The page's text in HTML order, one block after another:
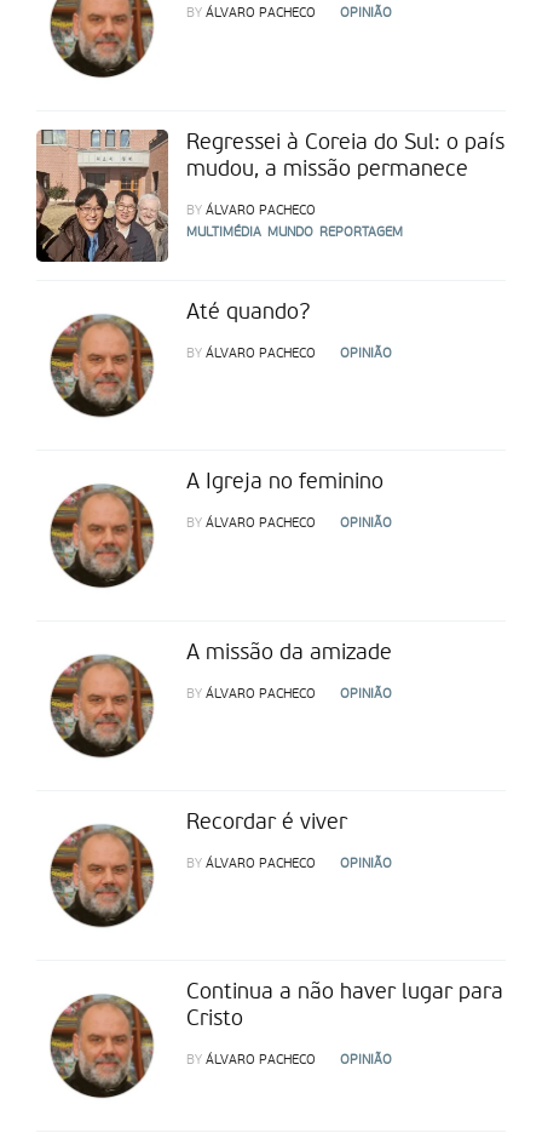
BYÁLVARO PACHECO OPINIÃO
Regressei à Coreia do Sul: o país
mudou, a missão permanece
BYÁLVARO PACHECO
MULTIMÉDIA
MUNDO REPORTAGEM
Até quando?
BYÁLVARO PACHECO OPINIÃO
A Igreja no feminino
BYÁLVARO PACHECO OPINIÃO
A missão da amizade
BYÁLVARO PACHECO OPINIÃO
Recordar é viver
BYÁLVARO PACHECO OPINIÃO
Continua a não haver lugar para
Cristo
BYÁLVARO PACHECO OPINIÃO